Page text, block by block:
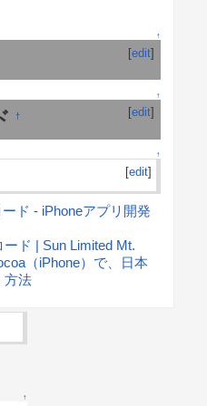
↑
[edit]
↑
† [edit]
↑
[edit]
ド - iPhoneアプリ開発
ド | Sun Limited Mt.
（iPhone）で、日本
方法
↑